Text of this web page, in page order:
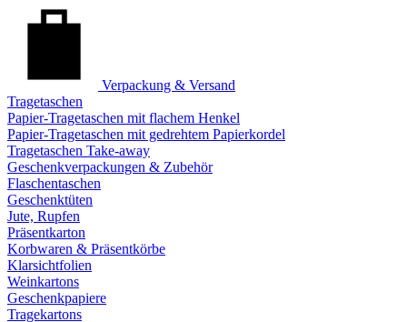
Verpackung & Versand
Tragetaschen
Papier-Tragetaschen mit flachem Henkel
Papier-Tragetaschen mit gedrehtem Papierkordel
Tragetaschen Take-away
Geschenkverpackungen & Zubehör
Flaschentaschen
Geschenktüten
Jute, Rupfen
Präsentkarton
Korbwaren & Präsentkörbe
Klarsichtfolien
Weinkartons
Geschenkpapiere
Tragekartons